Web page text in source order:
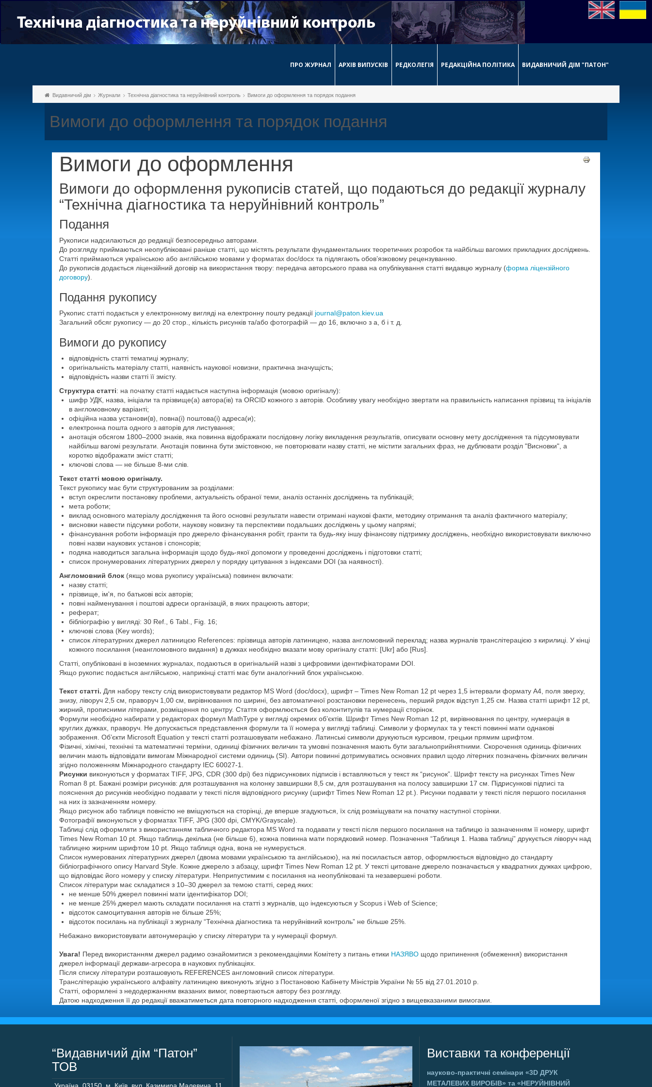
ПРО ЖУРНАЛ АРХІВ ВИПУСКІВ РЕДКОЛЕГІЯ РЕДАКЦІЙНА ПОЛІТИКА ВИДАВНИЧИЙ ДІМ "ПАТОН"
Видавничий дім Журнали Технічна діагностика та неруйнівний контроль Вимоги до оформлення та порядок подання
Вимоги до оформлення та порядок подання
Вимоги до оформлення
Вимоги до оформлення рукописів статей, що подаються до редакції журналу
“Технічна діагностика та неруйнівний контроль”
Подання
Рукописи надсилаються до редакції безпосередньо авторами.
До розгляду приймаються неопубліковані раніше статті, що містять результати фундаментальних теоретичних розробок та найбільш вагомих прикладних досліджень.
Статті приймаються українською або англійською мовами у форматах doc/docx та підлягають обов’язковому рецензуванню.
До рукописів додається ліцензійний договір на використання твору: передача авторського права на опублікування статті видавцю журналу (форма ліцензійного
договору).
Подання рукопису
Рукопис статті подається у електронному вигляді на електронну пошту редакції journal@paton.kiev.ua
Загальний обсяг рукопису — до 20 стор., кількість рисунків та/або фотографій — до 16, включно з а, б і т. д.
Вимоги до рукопису
відповідність статті тематиці журналу;
оригінальність матеріалу статті, наявність наукової новизни, практична значущість;
відповідність назви статті її змісту.
Структура статті: на початку статті надається наступна інформація (мовою оригіналу):
шифр УДК, назва, ініціали та прізвище(а) автора(ів) та ORCID кожного з авторів. Особливу увагу необхідно звертати на правильність написання прізвищ та ініціалів
в англомовному варіанті;
офіційна назва установи(в), повна(і) поштова(і) адреса(и);
електронна пошта одного з авторів для листування;
анотація обсягом 1800–2000 знаків, яка повинна відображати послідовну логіку викладення результатів, описувати основну мету дослідження та підсумовувати
найбільш вагомі результати. Анотація повинна бути змістовною, не повторювати назву статті, не містити загальних фраз, не дублювати розділ "Висновки", а
коротко відображати зміст статті;
ключові слова — не більше 8-ми слів.
Текст статті мовою оригіналу.
Текст рукопису має бути структурованим за розділами:
вступ окреслити постановку проблеми, актуальність обраної теми, аналіз останніх досліджень та публікацій;
мета роботи;
виклад основного матеріалу дослідження та його основні результати навести отримані наукові факти, методику отримання та аналіз фактичного матеріалу;
висновки навести підсумки роботи, наукову новизну та перспективи подальших досліджень у цьому напрямі;
фінансування роботи інформація про джерело фінансування робіт, гранти та будь-яку іншу фінансову підтримку досліджень, необхідно використовувати виключно
повні назви наукових установ і спонсорів;
подяка наводиться загальна інформація щодо будь-якої допомоги у проведенні досліджень і підготовки статті;
список пронумерованих літературних джерел у порядку цитування з індексами DOI (за наявності).
Англомовний блок (якщо мова рукопису українська) повинен включати:
назву статті;
прізвище, ім'я, по батькові всіх авторів;
повні найменування і поштові адреси організацій, в яких працюють автори;
реферат;
бібліографію у вигляді: 30 Ref., 6 Tabl., Fig. 16;
ключові слова (Key words);
список літературних джерел латиницєю References: прізвища авторів латиницею, назва англомовний переклад; назва журналів транслітерацією з кирилиці. У кінці
кожного посилання (неангломовного видання) в дужках необхідно вказати мову оригіналу статті: [Ukr] або [Rus].
Статті, опубліковані в іноземних журналах, подаються в оригінальній назві з цифровими ідентифікаторами DOI.
Якщо рукопис подається англійською, наприкінці статті має бути аналогічний блок українською.
Текст статті. Для набору тексту слід використовувати редактор МS Word (dос/docx), шрифт – Times New Roman 12 pt через 1,5 інтервали формату А4, поля зверху,
знизу, ліворуч 2,5 см, праворуч 1,00 см, вирівнювання по ширині, без автоматичної розстановки перенесень, перший рядок відступ 1,25 см. Назва статті шрифт 12 pt,
жирний, прописними літерами, розміщення по центру. Стаття оформлюється без колонтитулів та нумерації сторінок.
Формули необхідно набирати у редакторах формул MathType у вигляді окремих об’єктів. Шрифт Times New Roman 12 pt, вирівнювання по центру, нумерація в
круглих дужках, праворуч. Не допускається представлення формули та її номера у вигляді таблиці. Символи у формулах та у тексті повинні мати однакові
зображення. Об’єкти Microsoft Equation у тексті статті розташовувати небажано. Латинські символи друкуються курсивом, грецьки прямим шрифтом.
Фізичні, хімічні, технічні та математичні терміни, одиниці фізичних величин та умовні позначення мають бути загальноприйнятними. Скорочення одиниць фізичних
величин мають відповідати вимогам Міжнародної системи одиниць (SI). Автори повинні дотримуватись основних правил щодо літерних позначень фізичних величин
згідно положенням Міжнародного стандарту IEC 60027-1.
Рисунки виконуються у форматах TIFF, JPG, CDR (300 dpi) без підрисункових підписів і вставляються у текст як “рисунок”. Шрифт тексту на рисунках Times New
Roman 8 pt. Бажані розміри рисунків: для розташування на колонку завширшки 8,5 см, для розташування на полосу завширшки 17 см. Підрисункові підписі та
пояснення до рисунків необхідно подавати у тексті після відповідного рисунку (шрифт Times New Roman 12 pt.). Рисунки подавати у тексті після першого посилання
на них із зазначенням номеру.
Якщо рисунок або таблиця повністю не вміщуються на сторінці, де вперше згадуються, їх слід розміщувати на початку наступної сторінки.
Фотографії виконуються у форматах TIFF, JPG (300 dpi, CMYK/Grayscale).
Таблиці слід оформляти з використанням табличного редактора MS Word та подавати у тексті після першого посилання на таблицю із зазначенням її номеру, шрифт
Times New Roman 10 pt. Якщо таблиць декілька (не більше 6), кожна повинна мати порядковий номер. Позначення “Таблиця 1. Назва таблиці” друкується ліворуч над
таблицею жирним шрифтом 10 pt. Якщо таблиця одна, вона не нумерується.
Список нумерованих літературних джерел (двома мовами українською та англійською), на які посилається автор, оформлюється відповідно до стандарту
бібліографічного опису Harvard Style. Кожне джерело з абзацу, шрифт Times New Roman 12 pt. У тексті цитоване джерело позначається у квадратних дужках цифрою,
що відповідає його номеру у списку літератури. Неприпустимим є посилання на неопубліковані та незавершені роботи.
Список літератури має складатися з 10–30 джерел за темою статті, серед яких:
не менше 50% джерел повинні мати ідентифікатор DOI;
не менше 25% джерел мають складати посилання на статті з журналів, що індексуються у Scopus і Web of Science;
відсоток самоцитування авторів не більше 25%;
відсоток посилань на публікації з журналу “Технічна діагностика та неруйнівний контроль” не більше 25%.
Небажано використовувати автонумерацію у списку літератури та у нумерації формул.
Увага! Перед використанням джерел радимо ознайомитися з рекомендаціями Комітету з питань етики НАЗЯВО щодо припинення (обмеження) використання
джерел інформації держави-агресора в наукових публікаціях.
Після списку літератури розташовують REFERENCES англомовний список літератури.
Транслітерацію українського алфавіту латиницею виконують згідно з Постановою Кабінету Міністрів України № 55 від 27.01.2010 р.
Статті, оформлені з недодержанням вказаних вимог, повертаються автору без розгляду.
Датою надходження її до редакції вважатиметься дата повторного надходження статті, оформленої згідно з вищевказаними вимогами.
“Видавничий дім “Патон”
ТОВ
Виставки та конференції
науково-практичні семінари«3D ДРУК
МЕТАЛЕВИХ ВИРОБІВ» та«НЕРУЙНІВНИЙ